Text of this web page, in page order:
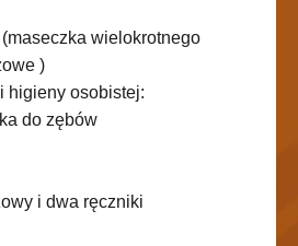
(maseczka wielokrotnego
)
higieny osobistej:
do zębów
i dwa ręczniki